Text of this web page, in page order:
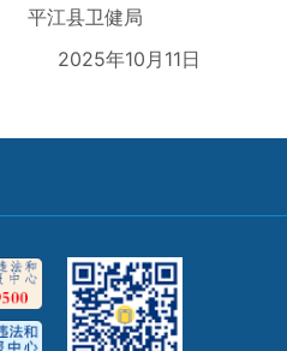
平江县卫健局
2025年10月11日